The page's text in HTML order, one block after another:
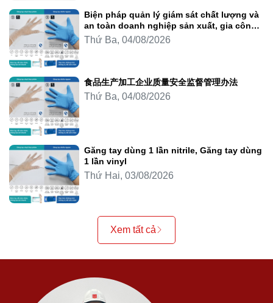
Biện pháp quản lý giám sát chất lượng và
an toàn doanh nghiệp sản xuất, gia công
thực phẩm
Thứ Ba, 04/08/2026
食品生产加工企业质量安全监督管理办法
Thứ Ba, 04/08/2026
Găng tay dùng 1 lần nitrile, Găng tay dùng
1 lần vinyl
Thứ Hai, 03/08/2026
Xem tất cả